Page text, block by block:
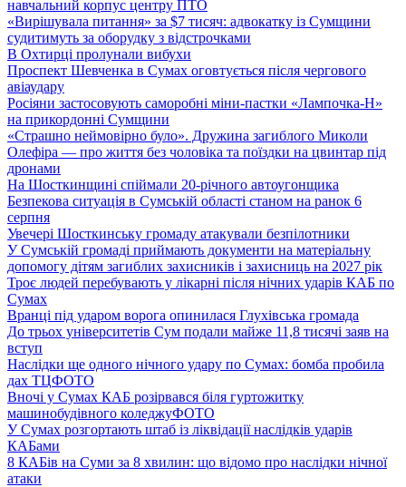
навчальний корпус центру ПТО
«Вирішувала питання» за $7 тисяч: адвокатку із Сумщини
судитимуть за оборудку з відстрочками
В Охтирці пролунали вибухи
Проспект Шевченка в Сумах оговтується після чергового
авіаудару
Росіяни застосовують саморобні міни-пастки «Лампочка-Н»
на прикордонні Сумщини
«Страшно неймовірно було». Дружина загиблого Миколи
Олефіра — про життя без чоловіка та поїздки на цвинтар під
дронами
На Шосткинщині спіймали 20-річного автоугонщика
Безпекова ситуація в Сумській області станом на ранок 6
серпня
Увечері Шосткинську громаду атакували безпілотники
У Сумській громаді приймають документи на матеріальну
допомогу дітям загиблих захисників і захисниць на 2027 рік
Троє людей перебувають у лікарні після нічних ударів КАБ по
Сумах
Вранці під ударом ворога опинилася Глухівська громада
До трьох університетів Сум подали майже 11,8 тисячі заяв на
вступ
Наслідки ще одного нічного удару по Сумах: бомба пробила
дах ТЦФОТО
Вночі у Сумах КАБ розірвався біля гуртожитку
машинобудівного коледжуФОТО
У Сумах розгортають штаб із ліквідації наслідків ударів
КАБами
8 КАБів на Суми за 8 хвилин: що відомо про наслідки нічної
атаки